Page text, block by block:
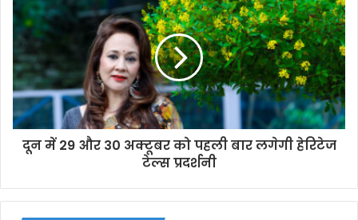
s
दून में 29 और 30 अक्टूबर को पहली बार लगेगी हेरिटेज
टेल्स प्रदर्शनी